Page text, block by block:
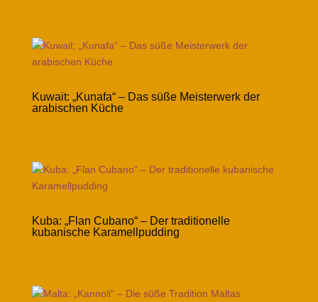
Kuwait: „Kunafa“ – Das süße Meisterwerk der
arabischen Küche
Kuba: „Flan Cubano“ – Der traditionelle
kubanische Karamellpudding